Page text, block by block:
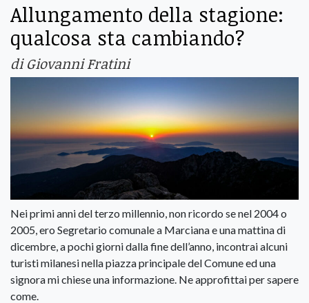
Allungamento della stagione:
qualcosa sta cambiando?
di Giovanni Fratini
Nei primi anni del terzo millennio, non ricordo se nel 2004 o
2005, ero Segretario comunale a Marciana e una mattina di
dicembre, a pochi giorni dalla fine dell’anno, incontrai alcuni
turisti milanesi nella piazza principale del Comune ed una
signora mi chiese una informazione. Ne approfittai per sapere
come.